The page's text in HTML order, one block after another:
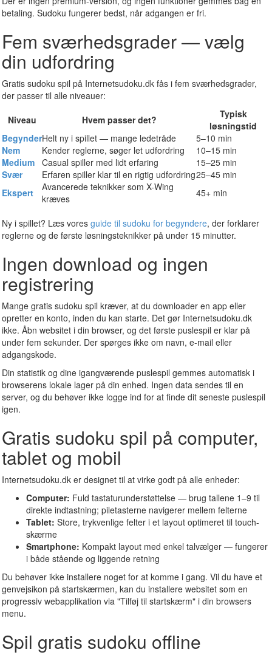
betaling. Sudoku fungerer bedst, når adgangen er fri.
Fem sværhedsgrader — vælg
din udfordring
Gratis sudoku spil på Internetsudoku.dk fås i fem sværhedsgrader,
der passer til alle niveauer:
Niveau
Hvem passer det?
Typisk
løsningstid
BegynderHelt ny i spillet — mange ledetråde
5–10 min
Nem
Kender reglerne, søger let udfordring
10–15 min
Medium Casual spiller med lidt erfaring
15–25 min
Svær
Erfaren spiller klar til en rigtig udfordring25–45 min
Ekspert
Avancerede teknikker som X-Wing
kræves
45+ min
Ny i spillet? Læs vores guide til sudoku for begyndere, der forklarer
reglerne og de første løsningsteknikker på under 15 minutter.
Ingen download og ingen
registrering
Mange gratis sudoku spil kræver, at du downloader en app eller
opretter en konto, inden du kan starte. Det gør Internetsudoku.dk
ikke. Åbn websitet i din browser, og det første puslespil er klar på
under fem sekunder. Der spørges ikke om navn, e-mail eller
adgangskode.
Din statistik og dine igangværende puslespil gemmes automatisk i
browserens lokale lager på din enhed. Ingen data sendes til en
server, og du behøver ikke logge ind for at finde dit seneste puslespil
igen.
Gratis sudoku spil på computer,
tablet og mobil
Internetsudoku.dk er designet til at virke godt på alle enheder:
Computer: Fuld tastaturunderstøttelse — brug tallene 1–9 til
direkte indtastning; piletasterne navigerer mellem felterne
Tablet: Store, trykvenlige felter i et layout optimeret til touch-
skærme
Smartphone: Kompakt layout med enkel talvælger — fungerer
i både stående og liggende retning
Du behøver ikke installere noget for at komme i gang. Vil du have et
genvejsikon på startskærmen, kan du installere websitet som en
progressiv webapplikation via "Tilføj til startskærm" i din browsers
menu.
Spil gratis sudoku offline